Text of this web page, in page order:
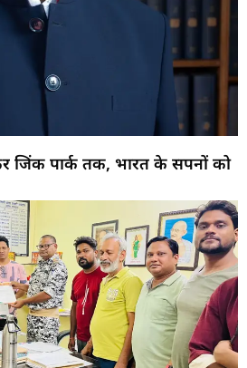
जिंक पार्क तक, भारत के सपनों को